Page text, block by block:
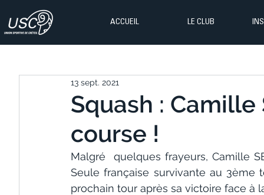
ACCUEIL LE CLUB
Squash :
course !
13 sept. 2021
Malgré  quelques frayeurs, Camille
Seule française survivante au 3ème
prochain tour après sa victoire face à